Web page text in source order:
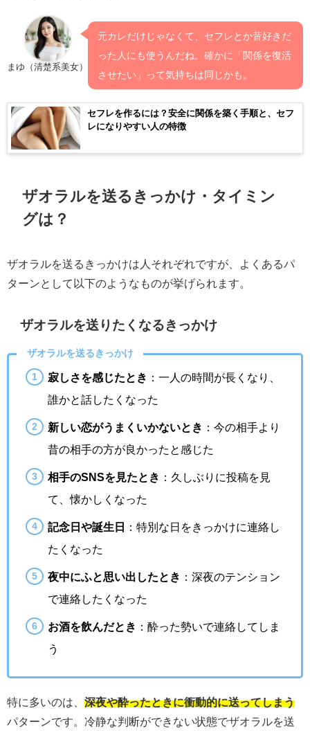
まゆ（清楚系美女）
元カレだけじゃなくて、セフレとか昔好きだ
った人にも使うんだね。確かに「関係を復活
させたい」って気持ちは同じかも。
セフレを作るには？安全に関係を築く手順と、セフ
レになりやすい人の特徴
ザオラルを送るきっかけ・タイミン
グは？
ザオラルを送るきっかけは人それぞれですが、よくあるパ
ターンとして以下のようなものが挙げられます。
ザオラルを送りたくなるきっかけ
ザオラルを送るきっかけ
寂しさを感じたとき ：一人の時間が長くなり、
誰かと話したくなった
新しい恋がうまくいかないとき ：今の相手より
昔の相手の方が良かったと感じた
相手のSNSを見たとき ：久しぶりに投稿を見
て、懐かしくなった
記念日や誕生日
：特別な日をきっかけに連絡し
たくなった
夜中にふと思い出したとき ：深夜のテンション
で連絡したくなった
お酒を飲んだとき ：酔った勢いで連絡してしま
う
特に多いのは、 深夜や酔ったときに衝動的に送ってしまう
パターンです。冷静な判断ができない状態でザオラルを送